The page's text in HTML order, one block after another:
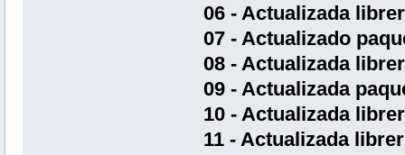
06 - Actualizada
07 - Actualizado
08 - Actualizada
09 - Actualizada
10 - Actualizada
11 - Actualizada